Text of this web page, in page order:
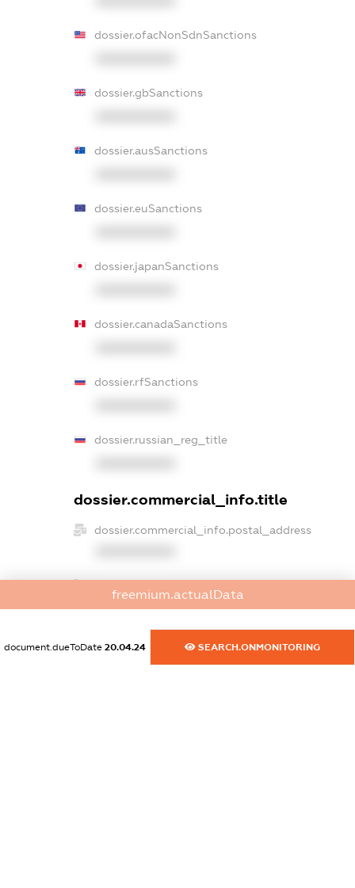
dossier.ofacNonSdnSanctions
dossier.gbSanctions
dossier.ausSanctions
dossier.euSanctions
dossier.japanSanctions
dossier.canadaSanctions
dossier.rfSanctions
dossier.russian_reg_title
dossier.commercial_info.title
dossier.commercial_info.postal_address
XXXXXXXXXX
dossier.commercial_info.fax
XXXXXXXXXX
freemium.actualData
document.dueToDate 20.04.24 SEARCH.ONMONITORING